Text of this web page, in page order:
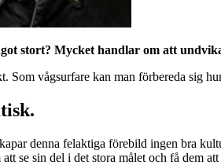
stort? Mycket handlar om att
Som vågsurfare kan man förbereda sig
denna felaktiga förebild ingen bra
se sin del i det stora målet och få dem